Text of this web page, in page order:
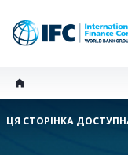
GLOBAL LANGUAGE
ЦЯ СТОРІНКА